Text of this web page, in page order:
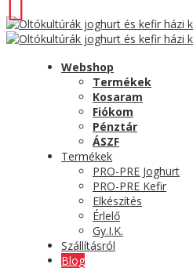
Webshop
Termékek
Kosaram
Fiókom
Pénztár
ÁSZF
Termékek
PRO-PRE Joghurt
PRO-PRE Kefir
Elkészítés
Érlelő
Gy.I.K.
Szállításról
Blog